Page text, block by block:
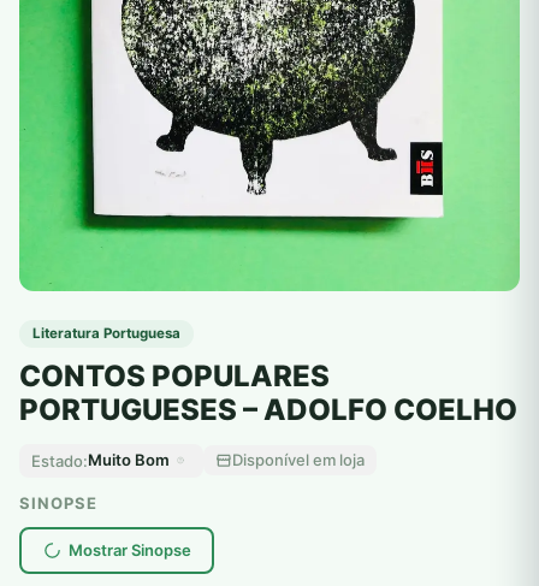
Literatura Portuguesa
CONTOS POPULARES
PORTUGUESES – ADOLFO COELHO
Estado:Muito Bom Disponível em loja
SINOPSE
Mostrar Sinopse